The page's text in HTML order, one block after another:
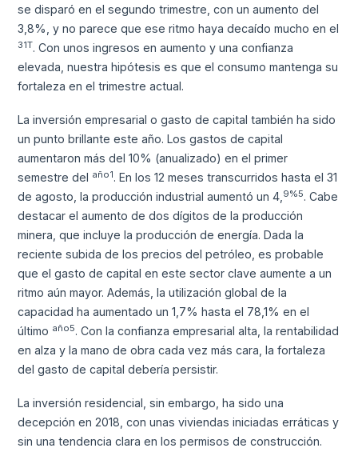
se disparó en el segundo trimestre, con un aumento del
3,8%, y no parece que ese ritmo haya decaído mucho en el
31T. Con unos ingresos en aumento y una confianza
elevada, nuestra hipótesis es que el consumo mantenga su
fortaleza en el trimestre actual.
La inversión empresarial o gasto de capital también ha sido
un punto brillante este año. Los gastos de capital
aumentaron más del 10% (anualizado) en el primer
semestre del año1. En los 12 meses transcurridos hasta el 31
de agosto, la producción industrial aumentó un 4, 9%5. Cabe
destacar el aumento de dos dígitos de la producción
minera, que incluye la producción de energía. Dada la
reciente subida de los precios del petróleo, es probable
que el gasto de capital en este sector clave aumente a un
ritmo aún mayor. Además, la utilización global de la
capacidad ha aumentado un 1,7% hasta el 78,1% en el
último año5. Con la confianza empresarial alta, la rentabilidad
en alza y la mano de obra cada vez más cara, la fortaleza
del gasto de capital debería persistir.
La inversión residencial, sin embargo, ha sido una
decepción en 2018, con unas viviendas iniciadas erráticas y
sin una tendencia clara en los permisos de construcción.